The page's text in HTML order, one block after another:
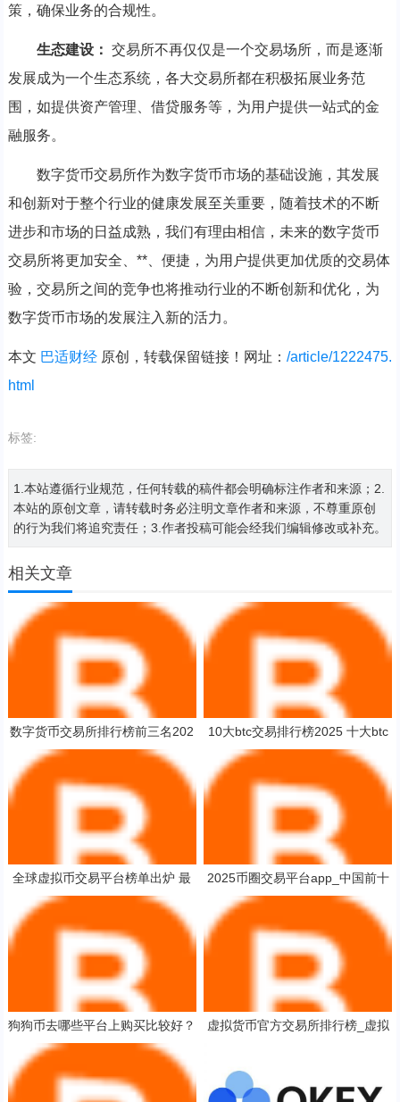
策，确保业务的合规性。
生态建设： 交易所不再仅仅是一个交易场所，而是逐渐
发展成为一个生态系统，各大交易所都在积极拓展业务范
围，如提供资产管理、借贷服务等，为用户提供一站式的金
融服务。
数字货币交易所作为数字货币市场的基础设施，其发展
和创新对于整个行业的健康发展至关重要，随着技术的不断
进步和市场的日益成熟，我们有理由相信，未来的数字货币
交易所将更加安全、**、便捷，为用户提供更加优质的交易体
验，交易所之间的竞争也将推动行业的不断创新和优化，为
数字货币市场的发展注入新的活力。
本文 巴适财经原创，转载保留链接！网址： /article/1222475.
html
标签:
1.本站遵循行业规范，任何转载的稿件都会明确标注作者和来源；2.
本站的原创文章，请转载时务必注明文章作者和来源，不尊重原创
的行为我们将追究责任；3.作者投稿可能会经我们编辑修改或补充。
相关文章
数字货币交易所排行榜前三名202
5
10大btc交易排行榜2025 十大btc
交易平台盘点
全球虚拟币交易平台榜单出炉 最
新交易所排名盘点
2025币圈交易平台app_中国前十
加密货币APP榜单一览
狗狗币去哪些平台上购买比较好？
十大玩家常用的狗狗币平台一览
虚拟货币官方交易所排行榜_虚拟